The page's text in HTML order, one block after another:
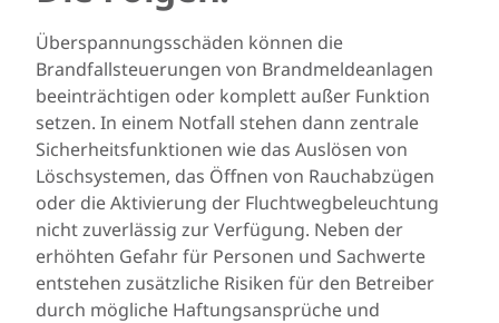
Überspannungsschäden können die
Brandfallsteuerungen von Brandmeldeanlagen
beeinträchtigen oder komplett außer Funktion
setzen. In einem Notfall stehen dann zentrale
Sicherheitsfunktionen wie das Auslösen von
Löschsystemen, das Öffnen von Rauchabzügen
oder die Aktivierung der Fluchtwegbeleuchtung
nicht zuverlässig zur Verfügung. Neben der
erhöhten Gefahr für Personen und Sachwerte
entstehen zusätzliche Risiken für den Betreiber
durch mögliche Haftungsansprüche und